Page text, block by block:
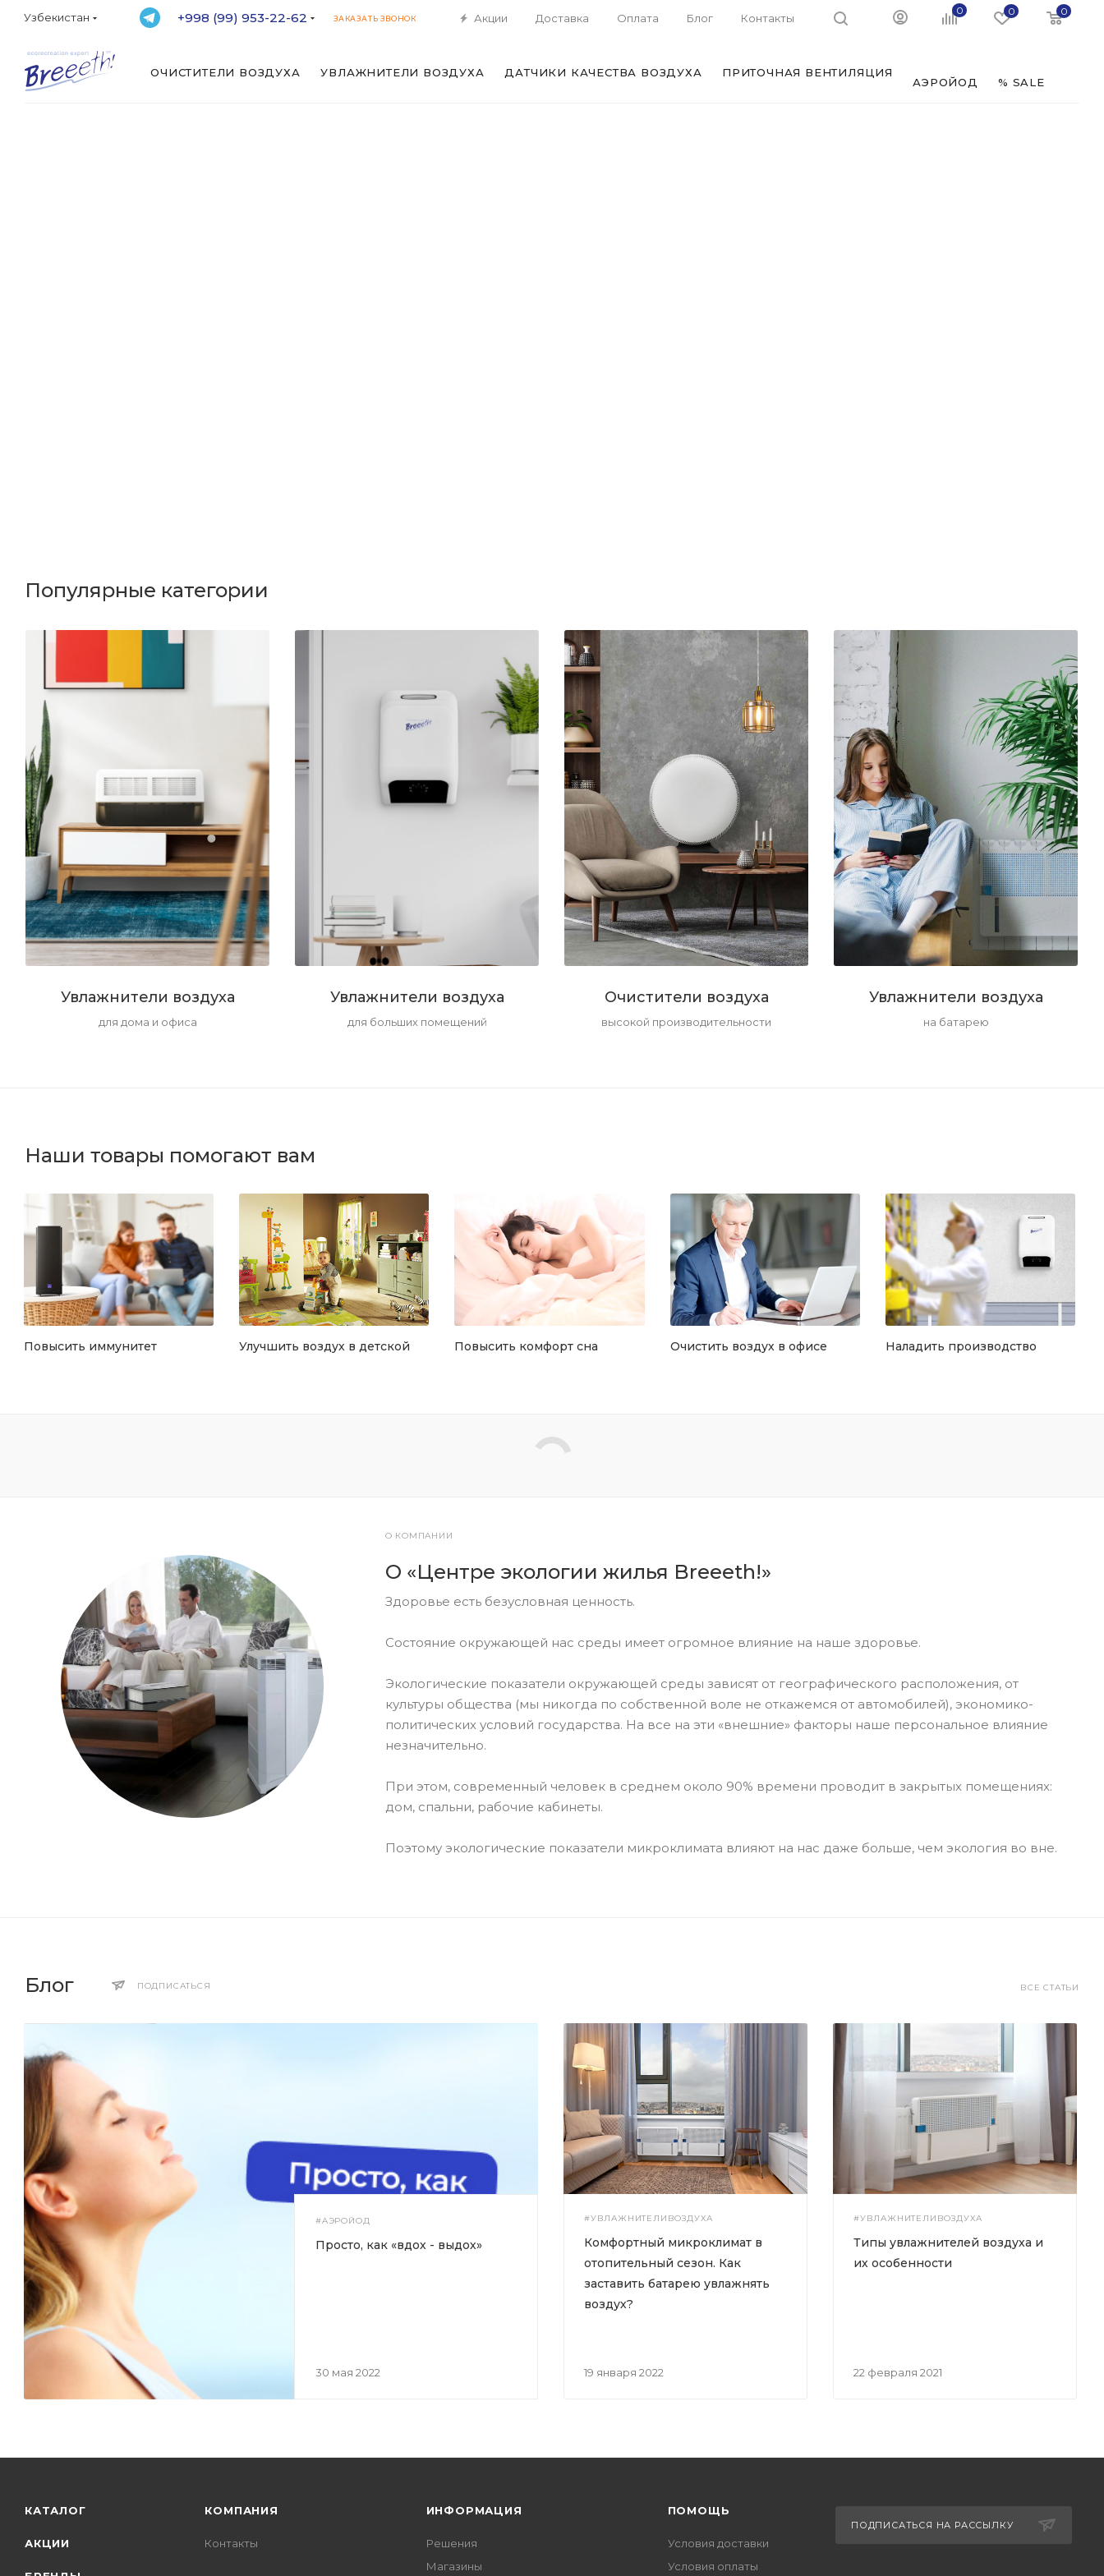
Узбекистан +998 (99) 953-22-62 ЗАКАЗАТЬ ЗВОНОК Акции Доставка Оплата Блог Контакты
0 0 0
ОЧИСТИТЕЛИ ВОЗДУХА УВЛАЖНИТЕЛИ ВОЗДУХА ДАТЧИКИ КАЧЕСТВА ВОЗДУХА ПРИТОЧНАЯ ВЕНТИЛЯЦИЯ
АЭРОЙОД % SALE
Популярные категории
Увлажнители воздуха
для дома и офиса
Увлажнители воздуха
для больших помещений
Очистители воздуха
высокой производительности
Увлажнители воздуха
на батарею
Наши товары помогают вам
Повысить иммунитет Улучшить воздух в детской Повысить комфорт сна Очистить воздух в офисе Наладить производство
О КОМПАНИИ
О «Центре экологии жилья Breeeth!»
Здоровье есть безусловная ценность.
Состояние окружающей нас среды имеет огромное влияние на наше здоровье.
Экологические показатели окружающей среды зависят от географического расположения, от
культуры общества (мы никогда по собственной воле не откажемся от автомобилей), экономико-
политических условий государства. На все на эти «внешние» факторы наше персональное влияние
незначительно.
При этом, современный человек в среднем около 90% времени проводит в закрытых помещениях:
дом, спальни, рабочие кабинеты.
Поэтому экологические показатели микроклимата влияют на нас даже больше, чем экология во вне.
Блог ПОДПИСАТЬСЯ ВСЕ СТАТЬИ
#AЭРОЙОД
30 мая 2022
Просто, как «вдох - выдох»
#УВЛАЖНИТЕЛИВОЗДУХА
19 января 2022
Комфортный микроклимат в
отопительный сезон. Как
заставить батарею увлажнять
воздух?
#УВЛАЖНИТЕЛИВОЗДУХА
22 февраля 2021
Типы увлажнителей воздуха и
их особенности
КАТАЛОГ
АКЦИИ
КОМПАНИЯ
Контакты
ИНФОРМАЦИЯ
Решения
Магазины
ПОМОЩЬ
Условия доставки
Условия оплаты
ПОДПИСАТЬСЯ НА РАССЫЛКУ